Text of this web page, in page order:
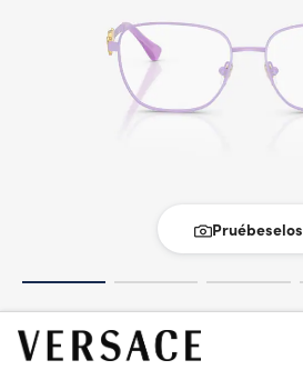
Pruébeselos